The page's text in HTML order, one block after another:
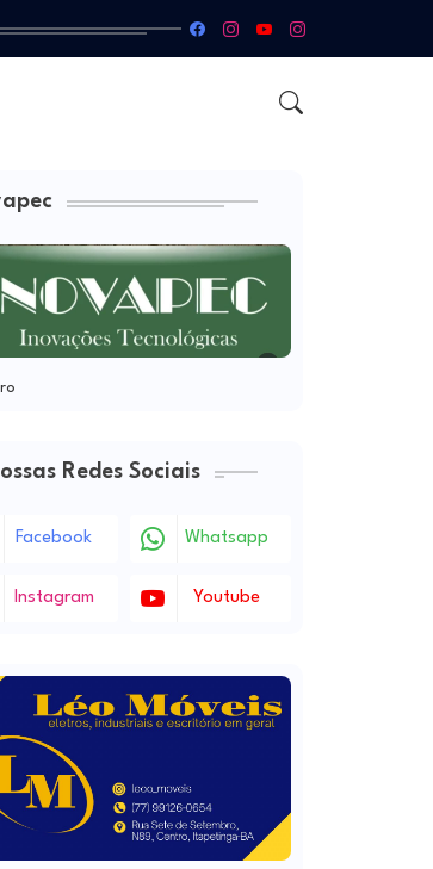
Redes Sociais
Facebook Whatsapp
Instagram Youtube